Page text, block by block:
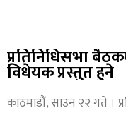
प्रतिनिधिसभा
विधेयक प्रस्तुत हुने
काठमाडौं, साउन २२ गते ।